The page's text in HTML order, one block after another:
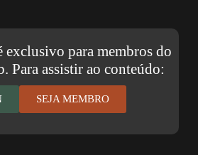
exclusivo para membros do
Para assistir ao conteúdo:
SEJA MEMBRO